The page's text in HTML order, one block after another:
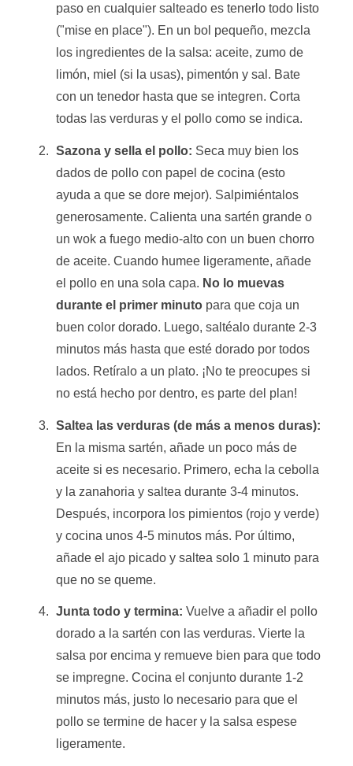
paso en cualquier salteado es tenerlo todo listo
("mise en place"). En un bol pequeño, mezcla
los ingredientes de la salsa: aceite, zumo de
limón, miel (si la usas), pimentón y sal. Bate
con un tenedor hasta que se integren. Corta
todas las verduras y el pollo como se indica.
Sazona y sella el pollo: Seca muy bien los
dados de pollo con papel de cocina (esto
ayuda a que se dore mejor). Salpimiéntalos
generosamente. Calienta una sartén grande o
un wok a fuego medio-alto con un buen chorro
de aceite. Cuando humee ligeramente, añade
el pollo en una sola capa. No lo muevas
durante el primer minutopara que coja un
buen color dorado. Luego, saltéalo durante 2-3
minutos más hasta que esté dorado por todos
lados. Retíralo a un plato. ¡No te preocupes si
no está hecho por dentro, es parte del plan!
Saltea las verduras (de más a menos duras):
En la misma sartén, añade un poco más de
aceite si es necesario. Primero, echa la cebolla
y la zanahoria y saltea durante 3-4 minutos.
Después, incorpora los pimientos (rojo y verde)
y cocina unos 4-5 minutos más. Por último,
añade el ajo picado y saltea solo 1 minuto para
que no se queme.
Junta todo y termina: Vuelve a añadir el pollo
dorado a la sartén con las verduras. Vierte la
salsa por encima y remueve bien para que todo
se impregne. Cocina el conjunto durante 1-2
minutos más, justo lo necesario para que el
pollo se termine de hacer y la salsa espese
ligeramente.